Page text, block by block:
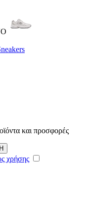
και προσφορές
χρήσης